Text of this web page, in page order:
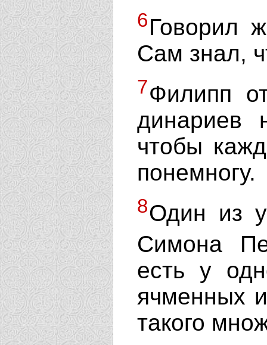
6Говорил
Сам знал,
7Филипп
динариев
чтобы
понемногу.
8Один из
Симона
есть у
ячменных
такого